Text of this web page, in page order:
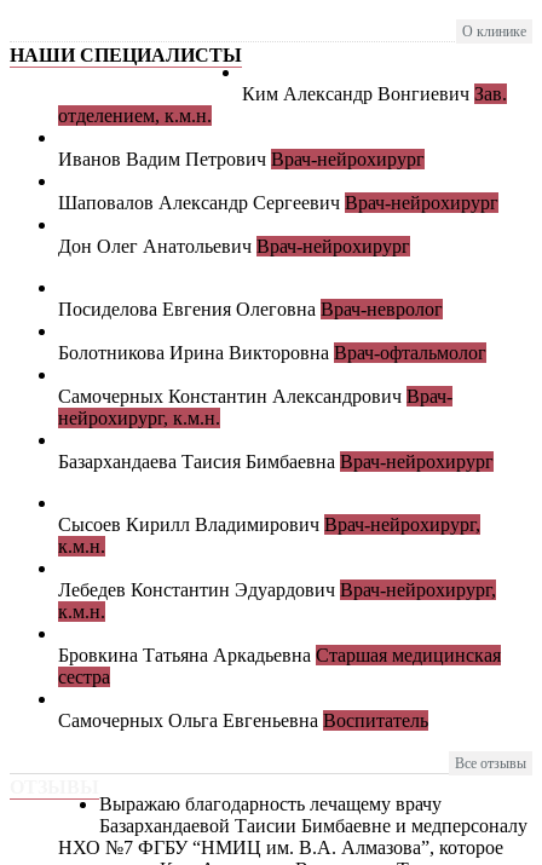
НАШИ СПЕЦИАЛИСТЫ
О клинике
Ким Александр Вонгиевич Зав.
отделением, к.м.н.
Иванов Вадим Петрович Врач-нейрохирург
Шаповалов Александр Сергеевич Врач-нейрохирург
Дон Олег Анатольевич Врач-нейрохирург
Посиделова Евгения Олеговна Врач-невролог
Болотникова Ирина Викторовна Врач-офтальмолог
Самочерных Константин Александрович Врач-
нейрохирург, к.м.н.
Базархандаева Таисия Бимбаевна Врач-нейрохирург
Сысоев Кирилл Владимирович Врач-нейрохирург,
к.м.н.
Лебедев Константин Эдуардович Врач-нейрохирург,
к.м.н.
Бровкина Татьяна Аркадьевна Старшая медицинская
сестра
Самочерных Ольга Евгеньевна Воспитатель
Все отзывы
Выражаю благодарность лечащему врачу
Базархандаевой Таисии Бимбаевне и медперсоналу
НХО №7 ФГБУ “НМИЦ им. В.А. Алмазова”, которое